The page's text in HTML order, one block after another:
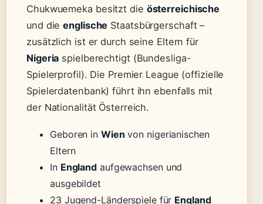
Chukwuemeka besitzt die österreichische
und dieenglische Staatsbürgerschaft –
zusätzlich ist er durch seine Eltern für
Nigeria spielberechtigt (Bundesliga-
Spielerprofil). Die Premier League (offizielle
Spielerdatenbank) führt ihn ebenfalls mit
der Nationalität Österreich.
Geboren in Wien von nigerianischen
Eltern
In England aufgewachsen und
ausgebildet
23 Jugend-Länderspiele für England